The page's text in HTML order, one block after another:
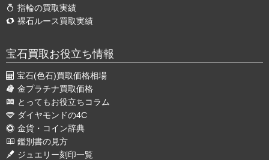
指輪の買取実績
裸石ルース買取実績
宝石買取お役立ち情報
宝石(色石)買取価格相場
金プラチナ買取価格
とってもお役立ちコラム
ダイヤモンドの4C
金貨・コイン辞典
鑑別書の見方
ジュエリー刻印一覧